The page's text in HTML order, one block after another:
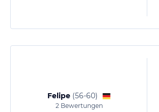
Felipe (56-60)
2Bewertungen